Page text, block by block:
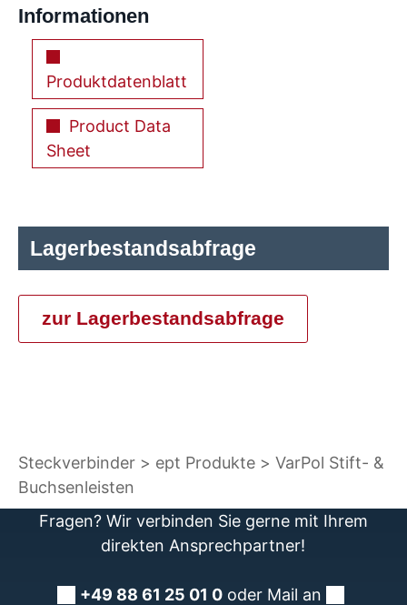
Informationen
Produktdatenblatt
Product Data
Sheet
Lagerbestandsabfrage
zur Lagerbestandsabfrage
Steckverbinder ept Produkte
VarPol Stift- &
Buchsenleisten
Fragen? Wir verbinden Sie gerne mit Ihrem
direkten Ansprechpartner!
+49 88 61 25 01 0 oder Mail an